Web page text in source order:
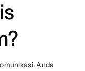
Anda